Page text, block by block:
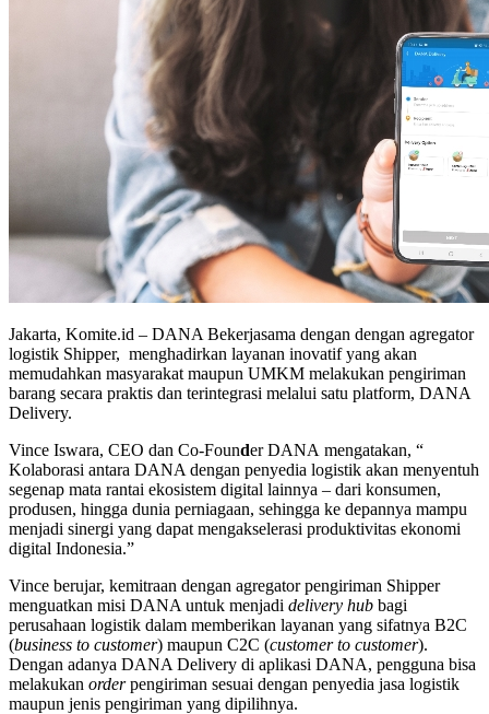
Jakarta, Komite.id – DANA Bekerjasama dengan dengan agregator
logistik Shipper, menghadirkan layanan inovatif yang akan
memudahkan masyarakat maupun UMKM melakukan pengiriman
barang secara praktis dan terintegrasi melalui satu platform, DANA
Delivery.
Vince Iswara, CEO dan Co-Founder DANA mengatakan, “
Kolaborasi antara DANA dengan penyedia logistik akan menyentuh
segenap mata rantai ekosistem digital lainnya – dari konsumen,
produsen, hingga dunia perniagaan, sehingga ke depannya mampu
menjadi sinergi yang dapat mengakselerasi produktivitas ekonomi
digital Indonesia.”
Vince berujar, kemitraan dengan agregator pengiriman Shipper
menguatkan misi DANA untuk menjadi delivery hub bagi
perusahaan logistik dalam memberikan layanan yang sifatnya B2C
(business to customer) maupun C2C (customer to customer).
Dengan adanya DANA Delivery di aplikasi DANA, pengguna bisa
melakukan orderpengiriman sesuai dengan penyedia jasa logistik
maupun jenis pengiriman yang dipilihnya.